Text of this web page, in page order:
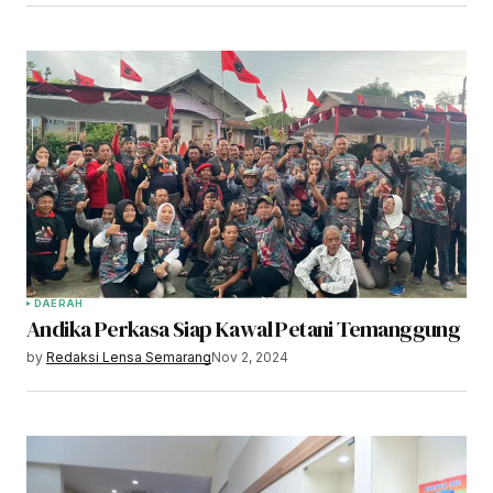
DAERAH
Andika Perkasa Siap Kawal Petani Temanggung
by Redaksi Lensa SemarangNov 2, 2024